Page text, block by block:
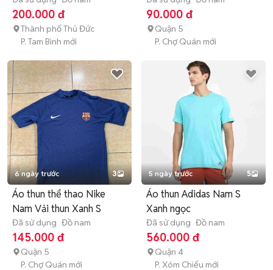
200.000 đ
Thành phố Thủ Đức
P. Tam Bình mới
90.000 đ
Quận 5
P. Chợ Quán mới
6 ngày trước 3
Áo thun thể thao Nike
Nam Vải thun Xanh S
Đã sử dụng Đồ nam
145.000 đ
Quận 5
P. Chợ Quán mới
5 ngày trước 5
Áo thun Adidas Nam S
Xanh ngọc
Đã sử dụng Đồ nam
560.000 đ
Quận 4
P. Xóm Chiếu mới